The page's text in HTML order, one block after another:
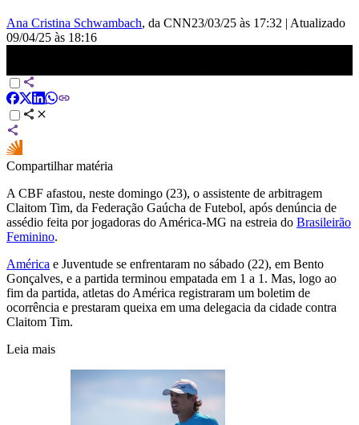
Ana Cristina Schwambach, da CNN23/03/25 às 17:32 | Atualizado
09/04/25 às 18:16
Compartilhar matéria
A CBF afastou, neste domingo (23), o assistente de arbitragem
Claitom Tim, da Federação Gaúcha de Futebol, após denúncia de
assédio feita por jogadoras do América-MG na estreia do Brasileirão
Feminino.
América e Juventude se enfrentaram no sábado (22), em Bento
Gonçalves, e a partida terminou empatada em 1 a 1. Mas, logo ao
fim da partida, atletas do América registraram um boletim de
ocorrência e prestaram queixa em uma delegacia da cidade contra
Claitom Tim.
Leia mais